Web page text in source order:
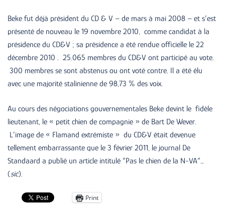
Beke fut déjà président du CD & V – de mars à mai 2008 – et s’est
présenté de nouveau le 19 novembre 2010, comme candidat à la
présidence du CD&V ; sa présidence a été rendue officielle le 22
décembre 2010 . 25.065 membres du CD&V ont participé au vote.
300 membres se sont abstenus ou ont voté contre. Il a été élu
avec une majorité stalinienne de 98,73 % des voix.
Au cours des négociations gouvernementales Beke devint le fidèle
lieutenant, le « petit chien de compagnie » de Bart De Wever.
L’image de « Flamand extrémiste » du CD&V était devenue
tellement embarrassante que le 3 février 2011, le journal De
Standaard a publié un article intitulé “Pas le chien de la N-VA”…
(sic).
Print